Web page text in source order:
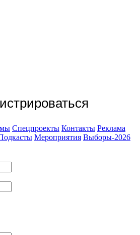
Спецпроекты Контакты Реклама
Мероприятия Выборы-2026